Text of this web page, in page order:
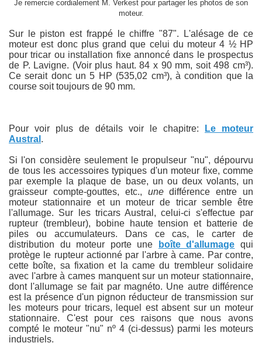
Je remercie cordialement M. Verkest pour partager les photos de son
moteur.
Sur le piston est frappé le chiffre "87". L'alésage de ce
moteur est donc plus grand que celui du moteur 4 ½ HP
pour tricar ou installation fixe annoncé dans le prospectus
de P. Lavigne. (Voir plus haut. 84 x 90 mm, soit 498 cm³).
Ce serait donc un 5 HP (535,02 cm³), à condition que la
course soit toujours de 90 mm.
Pour voir plus de détails voir le chapitre:
Le moteur
Austral .
Si l'on considère seulement le propulseur "nu", dépourvu
de tous les accessoires typiques d'un moteur fixe, comme
par exemple la plaque de base, un ou deux volants, un
graisseur compte-gouttes, etc., unedifférence entre un
moteur stationnaire et un moteur de tricar semble être
l'allumage. Sur les tricars Austral, celui-ci s'effectue par
rupteur (trembleur), bobine haute tension et batterie de
piles ou accumulateurs. Dans ce cas, le carter de
distribution du moteur porte une
boîte d'allumage qui
protège le rupteur actionné par l'arbre à came. Par contre,
cette boîte, sa fixation et la came du trembleur solidaire
avec l'arbre à cames manquent sur un moteur stationnaire,
dont l'allumage se fait par magnéto. Une autre différence
est la présence d'un pignon réducteur de transmission sur
les moteurs pour tricars, lequel est absent sur un moteur
stationnaire. C'est pour ces raisons que nous avons
compté le moteur "nu" nº 4 (ci-dessus) parmi les moteurs
industriels.